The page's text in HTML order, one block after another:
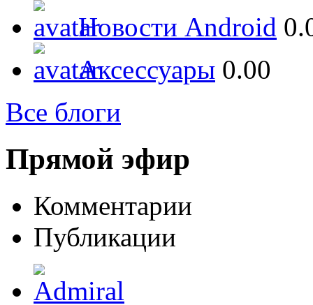
Новости Android
Аксессуары 0.00
Все блоги
Прямой эфир
Комментарии
Публикации